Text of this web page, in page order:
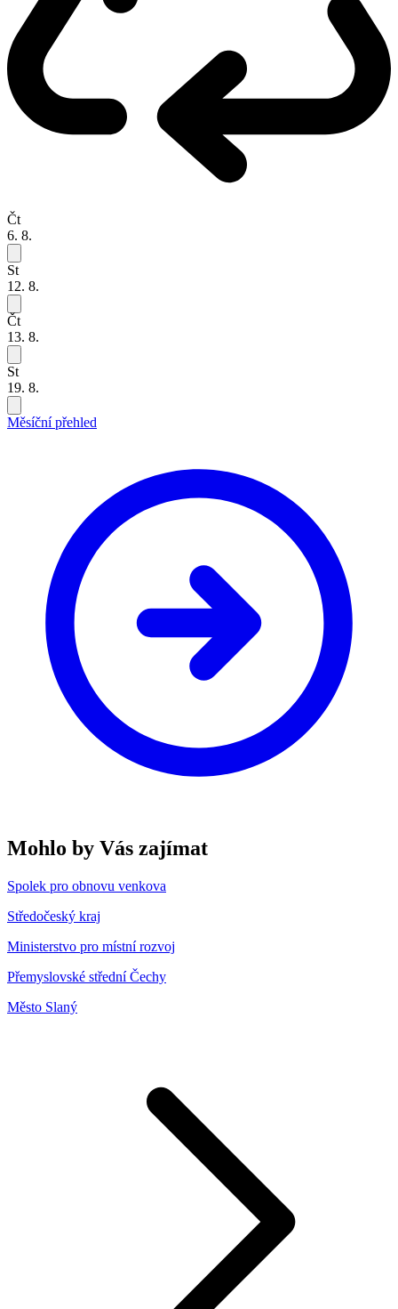
Čt
6. 8.
St
12. 8.
Čt
13. 8.
St
19. 8.
Měsíční přehled
Mohlo by Vás zajímat
Spolek pro obnovu venkova
Středočeský kraj
Ministerstvo pro místní rozvoj
Přemyslovské střední Čechy
Město Slaný